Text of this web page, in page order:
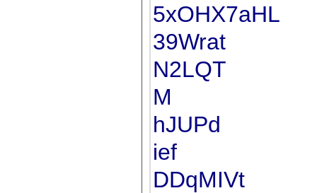
5xOHX7aHL
39Wrat
N2LQT
M
hJUPd
ief
DDqMIVt